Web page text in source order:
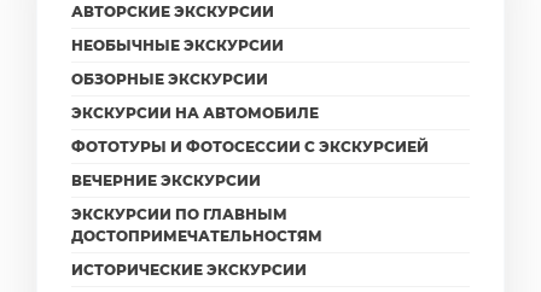
АВТОРСКИЕ ЭКСКУРСИИ
НЕОБЫЧНЫЕ ЭКСКУРСИИ
ОБЗОРНЫЕ ЭКСКУРСИИ
ЭКСКУРСИИ НА АВТОМОБИЛЕ
ФОТОТУРЫ И ФОТОСЕССИИ С ЭКСКУРСИЕЙ
ВЕЧЕРНИЕ ЭКСКУРСИИ
ЭКСКУРСИИ ПО ГЛАВНЫМ
ДОСТОПРИМЕЧАТЕЛЬНОСТЯМ
ИСТОРИЧЕСКИЕ ЭКСКУРСИИ